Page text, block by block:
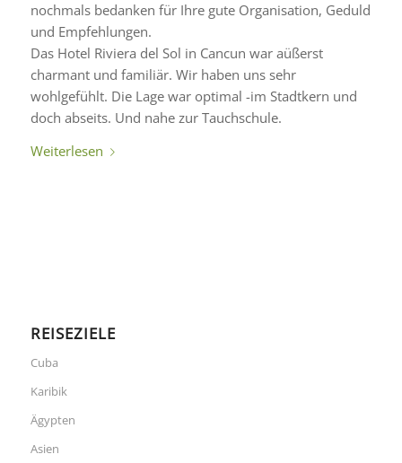
nochmals bedanken für Ihre gute Organisation, Geduld
und Empfehlungen.
Das Hotel Riviera del Sol in Cancun war aüßerst
charmant und familiär. Wir haben uns sehr
wohlgefühlt. Die Lage war optimal -im Stadtkern und
doch abseits. Und nahe zur Tauchschule.
Weiterlesen
REISEZIELE
Cuba
Karibik
Ägypten
Asien